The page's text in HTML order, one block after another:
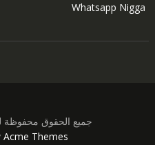
Whatsapp Nigga
جميع الحقوق محفوظة
Acme Themes